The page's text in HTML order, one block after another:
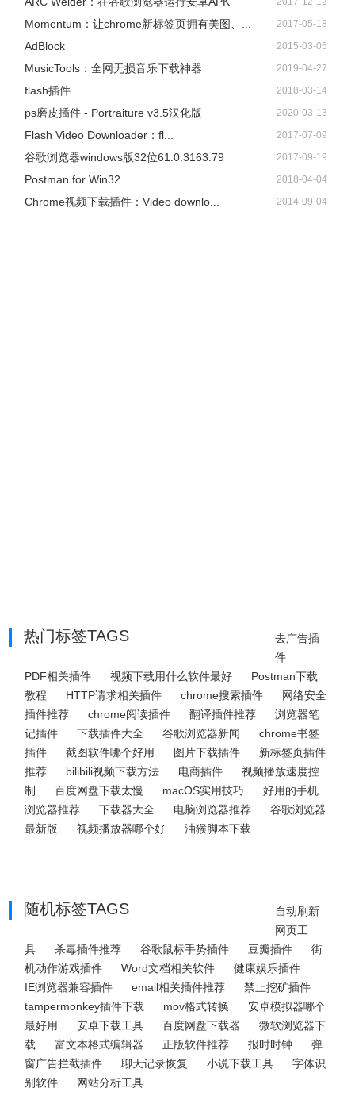
Momentum：让chrome新标签页拥有美图、... 2017-05-18
AdBlock 2015-03-05
​MusicTools：全网无损音乐下载神器 2019-04-27
flash插件 2018-03-14
ps磨皮插件 - Portraiture v3.5汉化版 2020-03-13
Flash Video Downloader：fl... 2017-07-09
谷歌浏览器windows版32位61.0.3163.79 2017-09-19
Postman for Win32 2018-04-04
Chrome视频下载插件：Video downlo... 2014-09-04
热门标签TAGS
去广告插
件
PDF相关插件
视频下载用什么软件最好
Postman下载
教程
HTTP请求相关插件 chrome搜索插件
网络安全
插件推荐
chrome阅读插件 翻译插件推荐
浏览器笔
记插件
下载插件大全 谷歌浏览器新闻
chrome书签
插件
截图软件哪个好用 图片下载插件
新标签页插件
推荐
bilibili视频下载方法 电商插件
视频播放速度控
制
百度网盘下载太慢 macOS实用技巧
好用的手机
浏览器推荐
下载器大全 电脑浏览器推荐
谷歌浏览器
最新版
视频播放器哪个好 油猴脚本下载
随机标签TAGS
自动刷新
网页工
具
杀毒插件推荐 谷歌鼠标手势插件 豆瓣插件
街
机动作游戏插件
Word文档相关软件
健康娱乐插件
IE浏览器兼容插件
email相关插件推荐
禁止挖矿插件
tampermonkey插件下载
mov格式转换
安卓模拟器哪个
最好用
安卓下载工具 百度网盘下载器
微软浏览器下
载
富文本格式编辑器 正版软件推荐 报时时钟
弹
窗广告拦截插件
聊天记录恢复 小说下载工具
字体识
别软件
网站分析工具